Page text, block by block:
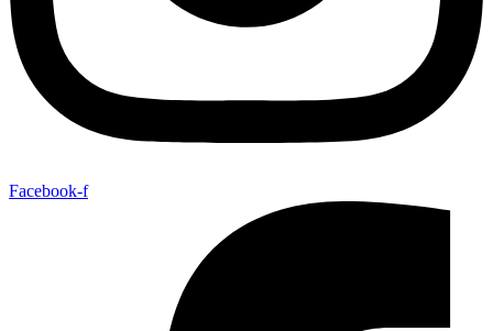
Facebook-f